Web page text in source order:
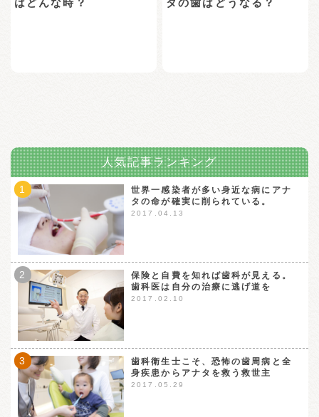
はどんな時？
タの歯はどうなる？
人気記事ランキング
1
世界一感染者が多い身近な病にアナ
タの命が確実に削られている。
2017.04.13
2
保険と自費を知れば歯科が見える。
歯科医は自分の治療に逃げ道を
2017.02.10
3
歯科衛生士こそ、恐怖の歯周病と全
身疾患からアナタを救う救世主
2017.05.29